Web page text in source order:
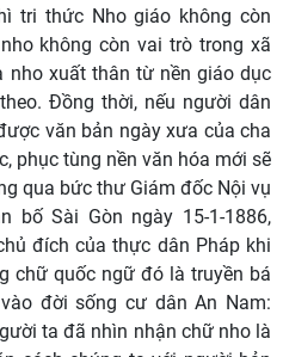
tri thức Nho giáo không còn
không còn vai trò trong xã
xuất thân từ nền giáo dục
Đồng thời, nếu người dân
văn bản ngày xưa của cha
phục tùng nền văn hóa mới sẽ
qua bức thư Giám đốc Nội vụ
bố Sài Gòn ngày 15-1-1886,
đích của thực dân Pháp khi
chữ quốc ngữ đó là truyền bá
đời sống cư dân An Nam:
ta đã nhìn nhận chữ nho là